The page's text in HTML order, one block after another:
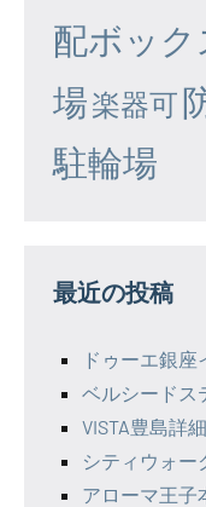
配ボック
場楽器可
駐輪場
最近の投稿
ドゥーエ銀座
ベルシードス
VISTA豊島詳
シティウォー
アローマ王子